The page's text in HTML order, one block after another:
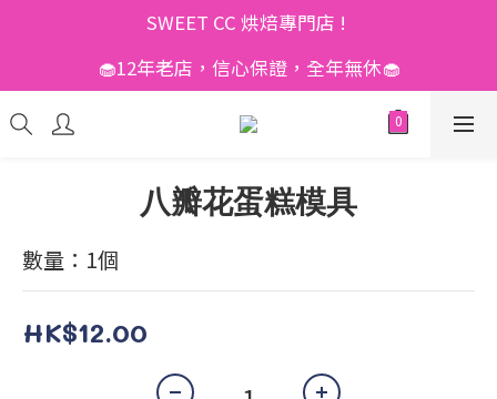
SWEET CC 烘焙專門店 !
🧁12年老店，信心保證，全年無休🧁
八瓣花蛋糕模具
數量：1個
HK$12.00